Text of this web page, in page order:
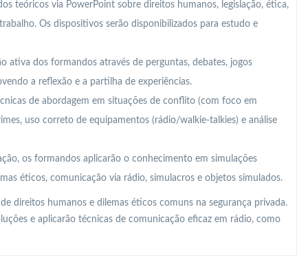
teóricos via PowerPoint sobre direitos humanos, legislação, ética,
Os dispositivos serão disponibilizados para estudo e
ativa dos formandos através de perguntas, debates, jogos
a reflexão e a partilha de experiências.
de abordagem em situações de conflito (com foco em
uso correto de equipamentos (rádio/walkie-talkies) e análise
os formandos aplicarão o conhecimento em simulações
éticos, comunicação via rádio, simulacros e objetos simulados.
direitos humanos e dilemas éticos comuns na segurança privada.
e aplicarão técnicas de comunicação eficaz em rádio, como